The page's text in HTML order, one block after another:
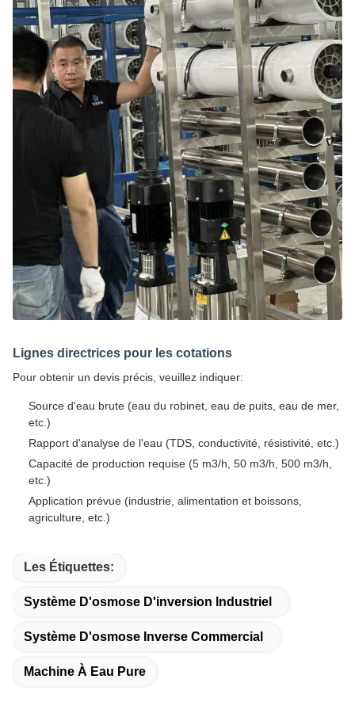
Lignes directrices pour les cotations
Pour obtenir un devis précis, veuillez indiquer:
Source d'eau brute (eau du robinet, eau de puits, eau de mer,
etc.)
Rapport d'analyse de l'eau (TDS, conductivité, résistivité, etc.)
Capacité de production requise (5 m3/h, 50 m3/h, 500 m3/h,
etc.)
Application prévue (industrie, alimentation et boissons,
agriculture, etc.)
Les Étiquettes:
Système D'osmose D'inversion Industriel
Système D'osmose Inverse Commercial
Machine À Eau Pure